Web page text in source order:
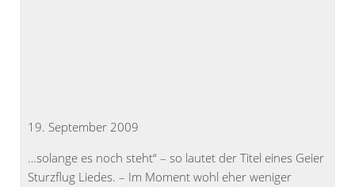
19. September 2009
…solange es noch steht“ – so lautet der Titel eines Geier
Sturzflug Liedes. – Im Moment wohl eher weniger